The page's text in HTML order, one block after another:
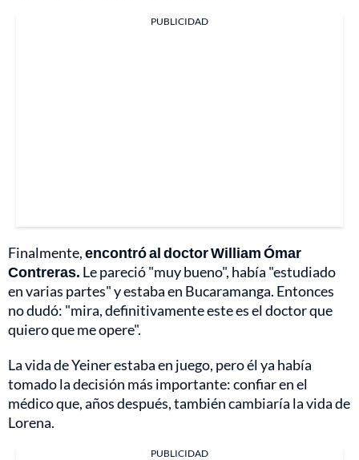
PUBLICIDAD
Finalmente,encontró al doctor William Ómar
Contreras. Le pareció "muy bueno", había "estudiado
en varias partes" y estaba en Bucaramanga. Entonces
no dudó: "mira, definitivamente este es el doctor que
quiero que me opere".
La vida de Yeiner estaba en juego, pero él ya había
tomado la decisión más importante: confiar en el
médico que, años después, también cambiaría la vida de
Lorena.
PUBLICIDAD